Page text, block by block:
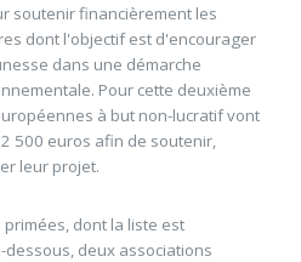
soutenir financièrement les
dont l'objectif est d'encourager
dans une démarche
Pour cette deuxième
à but non-lucratif vont
500 euros afin de soutenir,
leur projet.
dont la liste est
deux associations